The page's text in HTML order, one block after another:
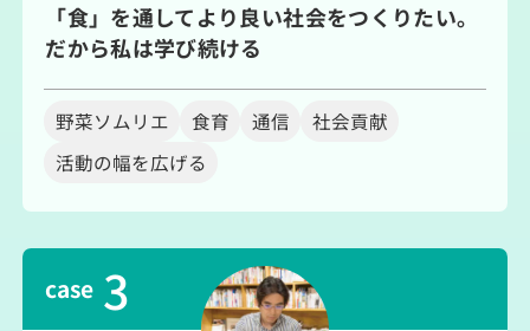
「食」を通してより良い社会をつくりたい。
だから私は学び続ける
野菜ソムリエ 食育 通信
社会貢献
活動の幅を広げる
case 3